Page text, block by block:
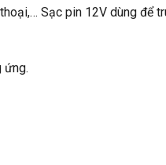
Sạc pin 12V dùng để
ứng.